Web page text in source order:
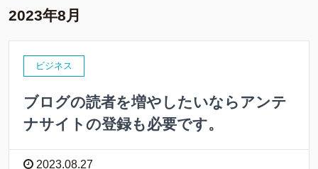
2023年8月
ビジネス
ブログの読者を増やしたいならアンテ
ナサイトの登録も必要です。
2023.08.27